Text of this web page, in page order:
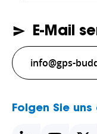
E-Mail
info@gps-
Folgen Sie